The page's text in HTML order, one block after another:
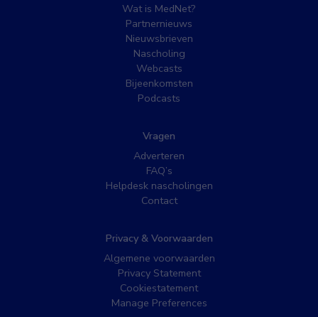
Wat is MedNet?
Partnernieuws
Nieuwsbrieven
Nascholing
Webcasts
Bijeenkomsten
Podcasts
Vragen
Adverteren
FAQ’s
Helpdesk nascholingen
Contact
Privacy & Voorwaarden
Algemene voorwaarden
Privacy Statement
Cookiestatement
Manage Preferences